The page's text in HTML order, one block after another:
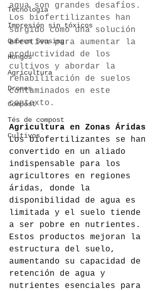
Tecnología
Impresión sin tóxicos
Quorum Sensing
Hongos
Agricultura
Drones
Compost
Tés de compost
Cultivos
agua son grandes desafíos.
Los biofertilizantes han
surgido como una solución
efectiva para aumentar la
productividad de los
cultivos y abordar la
rehabilitación de suelos
contaminados en este
contexto.
Agricultura en Zonas Áridas
Los biofertilizantes se han
convertido en un aliado
indispensable para los
agricultores en regiones
áridas, donde la
disponibilidad de agua es
limitada y el suelo tiende
a ser pobre en nutrientes.
Estos productos mejoran la
estructura del suelo,
aumentando su capacidad de
retención de agua y
nutrientes esenciales para